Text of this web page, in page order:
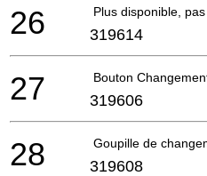
Plus disponible,
26 319614
Bouton
27 319606
Goupille de
28 319608